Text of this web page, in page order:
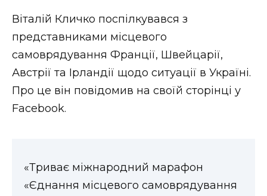
Спорт
Стиль життя
Втрачений Ужгород
Втрачений Ужгород (відеоверсія)
ЗАКАРПАТСЬКІ НОВИНИ
Віталій Кличко поспілкувався з
представниками місцевого
самоврядування Франції, Швейцарії,
Австрії та Ірландії щодо ситуації в Україні.
Про це він повідомив на своїй сторінці у
Facebook.
«Триває міжнародний марафон
«Єднання місцевого самоврядування